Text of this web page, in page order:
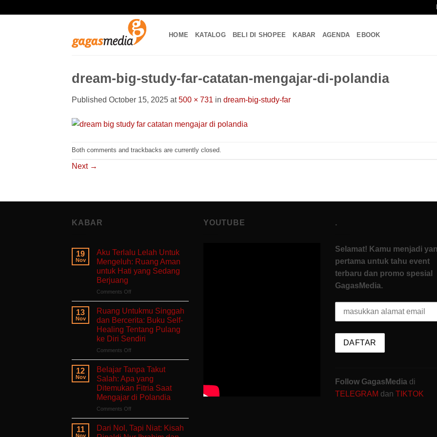
HOME KATALOG BELI DI SHOPEE KABAR AGENDA EBOOK
dream-big-study-far-catatan-mengajar-di-polandia
Published October 15, 2025 at500 × 731 in dream-big-study-far
Both comments and trackbacks are currently closed.
Next →
KABAR
19
Nov
Aku Terlalu Lelah Untuk
Mengeluh: Ruang Aman
untuk Hati yang Sedang
Berjuang
Comments Offon
Aku
Terlalu
Lelah
Untuk
Mengeluh:
Ruang
Aman
yang
Sedang
Berjuang
13
Nov
Ruang Untukmu Singgah
dan Bercerita: Buku Self-
Healing Tentang Pulang
ke Diri Sendiri
Comments Offon
Ruang
Untukmu
Singgah
dan
Bercerita:
Buku
Self-
Tentang
Pulang
12
Nov
Belajar Tanpa Takut
Salah: Apa yang
Ditemukan Fitria Saat
Mengajar di Polandia
Comments Offon
Belajar
Tanpa
Takut
11
Nov
Dari Nol, Tapi Niat: Kisah
YOUTUBE .
Selamat! Kamu menjadi
pertama untuk tahu event
terbaru dan promo spesial
GagasMedia.
Follow GagasMedia di
TELEGRAM dan TIKTOK